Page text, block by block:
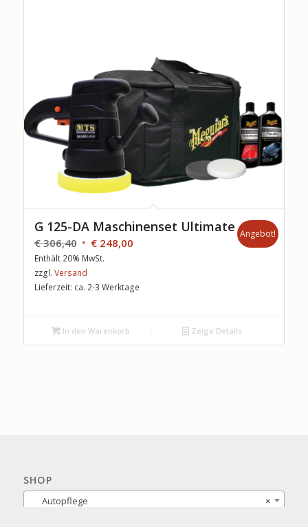
G 125-DA Maschinenset Ultimate
€306,40 €248,00
Enthält 20% MwSt.
zzgl. Versand
Lieferzeit: ca. 2-3 Werktage
Angebot!
In den Warenkorb Zeige Details
SHOP
×
Autopflege